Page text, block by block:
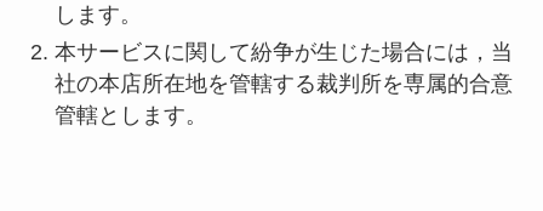
します。
本サービスに関して紛争が生じた場合には，当
社の本店所在地を管轄する裁判所を専属的合意
管轄とします。